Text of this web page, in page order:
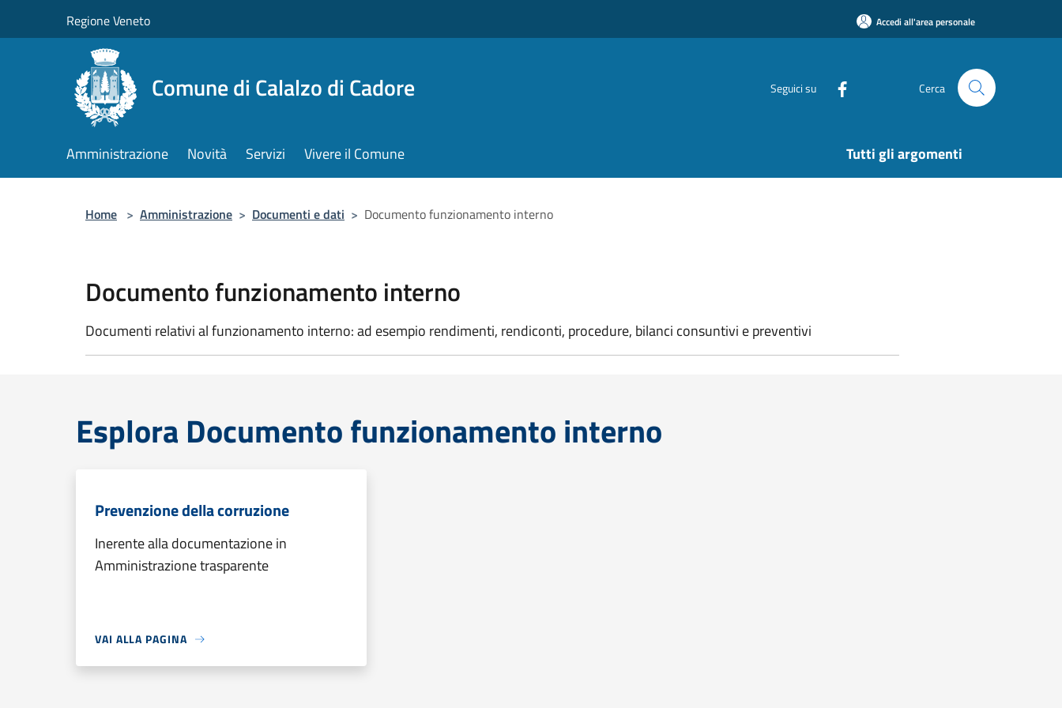
Regione Veneto Accedi all'area personale
Comune di Calalzo di Cadore Seguici su Cerca
Amministrazione Novità Servizi Vivere il Comune Tutti gli argomenti
Home > Amministrazione > Documenti e dati > Documento funzionamento interno
Documento funzionamento interno
Documenti relativi al funzionamento interno: ad esempio rendimenti, rendiconti, procedure, bilanci consuntivi e preventivi
Esplora Documento funzionamento interno
Prevenzione della corruzione
Inerente alla documentazione in
Amministrazione trasparente
VAI ALLA PAGINA